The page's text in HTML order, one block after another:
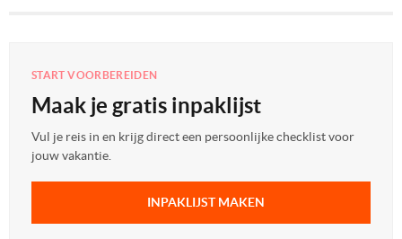
START VOORBEREIDEN
Maak je gratis inpaklijst
Vul je reis in en krijg direct een persoonlijke checklist voor
jouw vakantie.
INPAKLIJST MAKEN